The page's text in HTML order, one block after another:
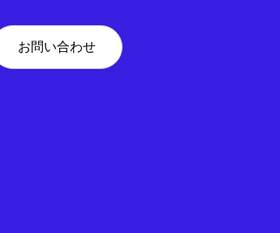
お問い合わせ